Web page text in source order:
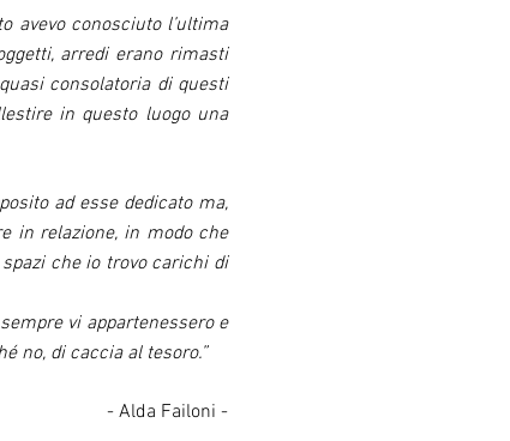
avevo conosciuto l’ultima
arredi erano rimasti
consolatoria di questi
in questo luogo una
ad esse dedicato ma,
in relazione, in modo che
che io trovo carichi di
vi appartenessero e
no, di caccia al tesoro.”
- Alda Failoni -